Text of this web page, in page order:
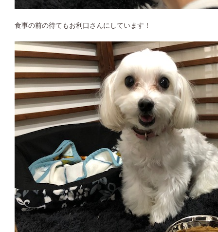
食事の前の待てもお利口さんにしています！